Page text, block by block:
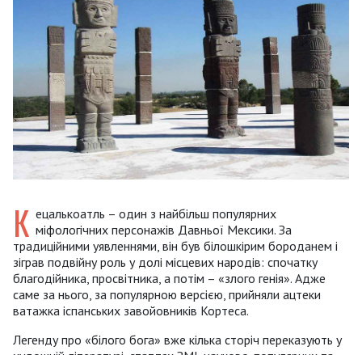
К ецалькоатль – один з найбільш популярних
міфологічних персонажів Давньої Мексики. За
традиційними уявленнями, він був білошкірим бороданем і
зіграв подвійну роль у долі місцевих народів: спочатку
благодійника, просвітника, а потім – «злого генія». Адже
саме за нього, за популярною версією, прийняли ацтеки
ватажка іспанських завойовників Кортеса.
Легенду про «білого бога» вже кілька сторіч переказують у